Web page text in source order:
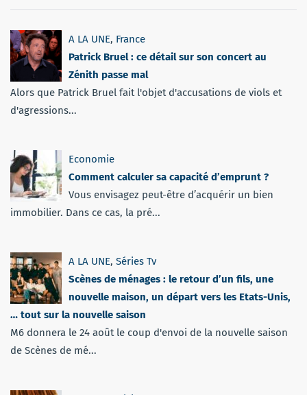
A LA UNE, France
Patrick Bruel : ce détail sur son concert au
Zénith passe mal
Alors que Patrick Bruel fait l'objet d'accusations de viols et
d'agressions...
Economie
Comment calculer sa capacité d’emprunt ?
Vous envisagez peut-être d’acquérir un bien
immobilier. Dans ce cas, la pré...
A LA UNE, Séries Tv
Scènes de ménages : le retour d’un fils, une
nouvelle maison, un départ vers les Etats-Unis,
… tout sur la nouvelle saison
M6 donnera le 24 août le coup d'envoi de la nouvelle saison
de Scènes de mé...